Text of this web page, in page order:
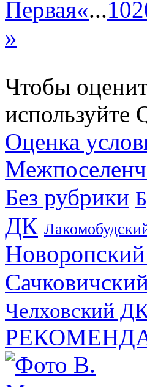
Первая«...10
»
Чтобы
используйте
Оценка
Без рубрики
ДК
Челховский